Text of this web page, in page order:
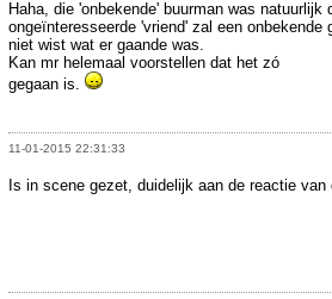
Haha, die 'onbekende' buurman was natuurlijk
ongeïnteresseerde 'vriend' zal een onbekende
niet wist wat er gaande was.
Kan mr helemaal voorstellen dat het zó
gegaan is.
11-01-2015 22:31:33
Is in scene gezet, duidelijk aan de reactie van